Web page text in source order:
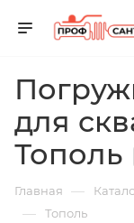
для
Тополь
Главная —
— Тополь